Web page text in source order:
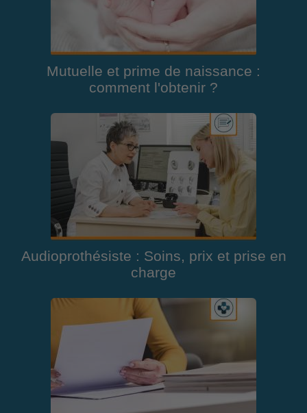
Mutuelle et prime de naissance :
comment l'obtenir ?
Audioprothésiste : Soins, prix et prise en
charge